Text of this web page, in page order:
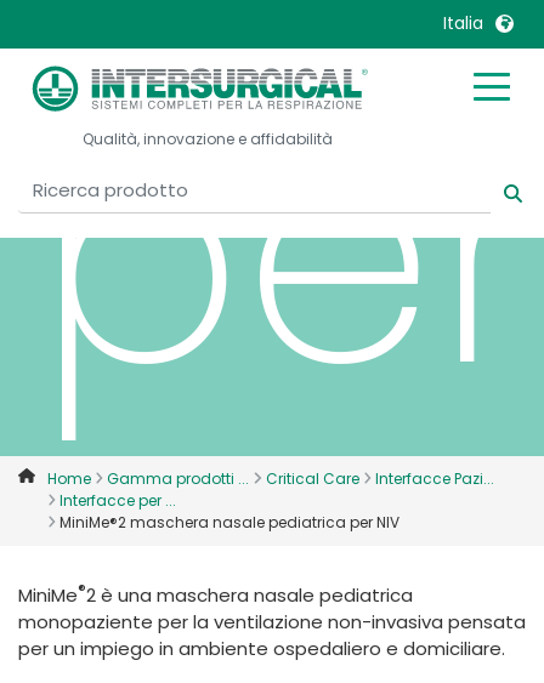
Italia
United Kingdom
United States
Belgique, Français
Canada, English
Canada, Français
Denmark
Deutschland
France
Malaysia
Mexico
Russia
International English
Qualità, innovazione e affidabilità
Home Gamma prodotti ... Critical Care
Interfacce Pazi...
Interfacce per ...
MiniMe®2 maschera nasale pediatrica per NIV
MiniMe®2 è una maschera nasale pediatrica
monopaziente per la ventilazione non-invasiva pensata
per un impiego in ambiente ospedaliero e domiciliare.